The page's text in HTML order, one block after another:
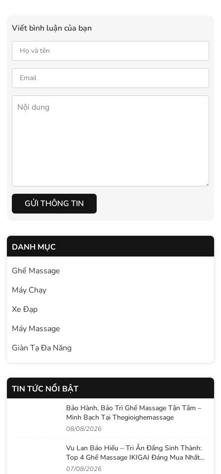
Viết bình luận của bạn
GỬI THÔNG TIN
DANH MỤC
Ghế Massage
Máy Chạy
Xe Đạp
Máy Massage
Giàn Tạ Đa Năng
TIN TỨC NỔI BẬT
Bảo Hành, Bảo Trì Ghế Massage Tận Tâm –
Minh Bạch Tại Thegioighemassage
08/08/2026
Vu Lan Báo Hiếu – Tri Ân Đấng Sinh Thành:
Top 4 Ghế Massage IKIGAI Đáng Mua Nhất
2026
07/08/2026